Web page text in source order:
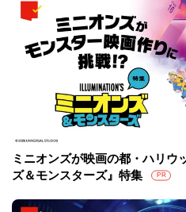
ミニオンズが映画の都・ハリウ
ズ＆モンスターズ』特集
PR